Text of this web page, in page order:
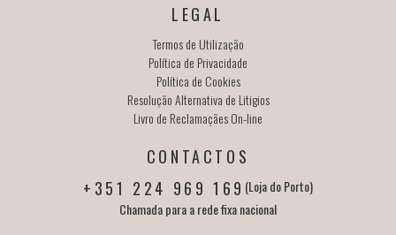
LEGAL
Termos de Utilização
Política de Privacidade
Política de Cookies
Resolução Alternativa de Litigios
Livro de Reclamaçães On-line
CONTACTOS
+351 224 969 169 (Loja do Porto)
Chamada para a rede fixa nacional